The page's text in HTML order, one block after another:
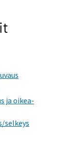
ja oikea-
selkeys